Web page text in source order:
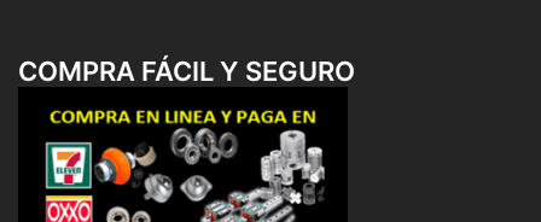
COMPRA FÁCIL Y SEGURO